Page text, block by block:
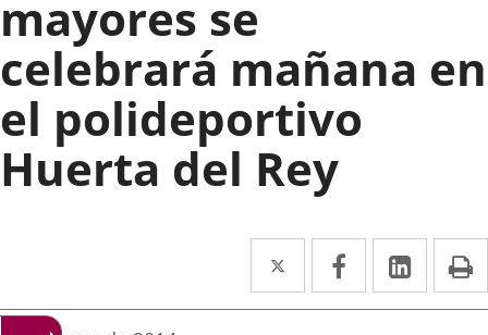
mayores se
celebrará mañana en
el polideportivo
Huerta del Rey
Twitter
Enlace
a
Facebook
Enlace
a
Enlace
a